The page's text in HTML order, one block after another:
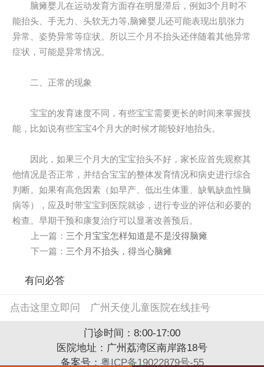
脑瘫婴儿在运动发育方面存在明显滞后，例如3个月时不
能抬头、手无力、头软无力等,脑瘫婴儿还可能表现出肌张力
异常、姿势异常等症状。所以三个月不抬头还伴随着其他异常
症状，可能是异常情况。
二、正常的现象
宝宝的发育速度不同，有些宝宝需要更长的时间来掌握技
能，比如说有些宝宝4个月大的时候才能较好地抬头。
因此，如果三个月大的宝宝抬头不好，家长应首先观察其
他情况是否正常，并结合宝宝的整体发育情况和病史进行综合
判断。如果有高危因素（如早产、低出生体重、缺氧缺血性脑
病等），应及时带宝宝到医院就诊，进行专业的评估和必要的
检查。早期干预和康复治疗可以显著改善预后。
上一篇： 三个月宝宝怎样知道是不是没得脑瘫
下一篇： 三个月不抬头，得当心脑瘫
有问必答
点击这里立即问 广州天使儿童医院在线挂号
门诊时间：8:00-17:00
医院地址：广州荔湾区南岸路18号
备案号：粤ICP备19022879号-55